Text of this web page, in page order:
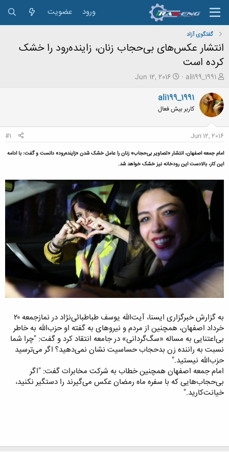
ورود عضویت
گفتگوی آزاد
انتشار عکس‌های بی‌حجاب زنان، زاینده‌رود را خشک
کرده است
ش
و
ع
ک
ه
م
و
ض
ع
ali199_1991
ت
ر
خ
ع
Jun 12, 2016
ali199_1991
کاربر بیش فعال
Jun 12, 2016
#1
امام جمعه اصفهان، انتشار «تصاویر بی‌حجاب» زنان را عامل خشک شدن «زاینده‌رود» دانست و گفت: با ادامه
این کار، بالادست این رودخانه نیز خشک خواهد شد.
به گزارش خبرگزاری ایسنا، آیت‌الله یوسف طباطبائی‌نژاد در نمازجمعه ۲۰
خرداد اصفهان، همچنین از مردم و نیرو‌های به گفته او حزب‌الله به خاطر
بی‌اعتنایی به مساله «سگ‌گردانی» در جامعه انتقاد کرد و گفت: "چرا شما
نسبت به راننده زن بدحجاب حساسیت نشان نمی‌دهید؟ اگر می‌ترسید
حزب‌ا‌لله نیستید."
امام جمعه اصفهان همچنین خطاب به شرکت مخابرات گفت: "اگر
بی‌حجاب‌هایی که با سفره ماه رمضان عکس می‌گیرند را دستگیر نکنید،
خیانت‌کارید."